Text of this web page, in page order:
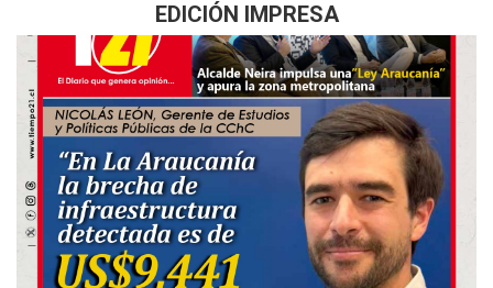
EDICIÓN IMPRESA